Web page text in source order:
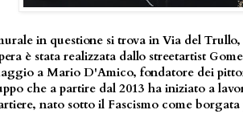
in questione si trova in Via del
è stata realizzata dallo streetartist
a Mario D'Amico, fondatore dei
che a partire dal 2013 ha iniziato a
nato sotto il Fascismo come borgata